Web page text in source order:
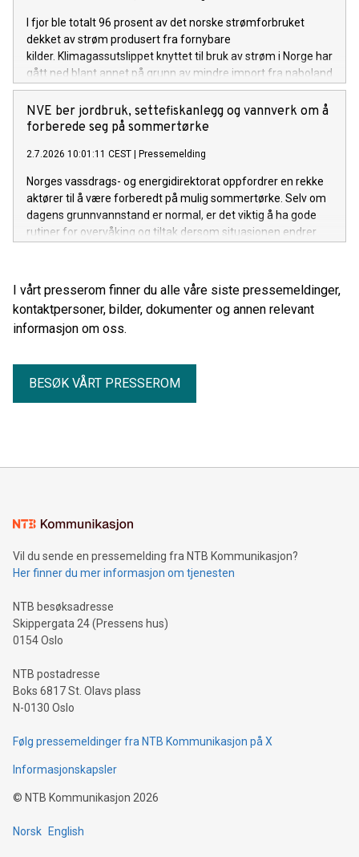
I fjor ble totalt 96 prosent av det norske strømforbruket
dekket av strøm produsert fra fornybare
kilder. Klimagassutslippet knyttet til bruk av strøm i Norge har
gått ned blant annet på grunn av mindre import fra naboland
med høyere andel kraftproduksjon med klimautslipp. Det
viser NVEs klimadeklarasjon for fysisk levert strøm i 2025.
NVE ber jordbruk, settefiskanlegg og vannverk om å
forberede seg på sommertørke
2.7.2026 10:01:11 CEST | Pressemelding
Norges vassdrags- og energidirektorat oppfordrer en rekke
aktører til å være forberedt på mulig sommertørke. Selv om
dagens grunnvannstand er normal, er det viktig å ha gode
rutiner for overvåking og tiltak dersom situasjonen endrer
I vårt presserom finner du alle våre siste pressemeldinger,
kontaktpersoner, bilder, dokumenter og annen relevant
informasjon om oss.
BESØK VÅRT PRESSEROM
Vil du sende en pressemelding fra NTB Kommunikasjon?
Her finner du mer informasjon om tjenesten
NTB besøksadresse
Skippergata 24 (Pressens hus)
0154 Oslo
NTB postadresse
Boks 6817 St. Olavs plass
N-0130 Oslo
Følg pressemeldinger fra NTB Kommunikasjon på X
Informasjonskapsler
© NTB Kommunikasjon 2026
Norsk English